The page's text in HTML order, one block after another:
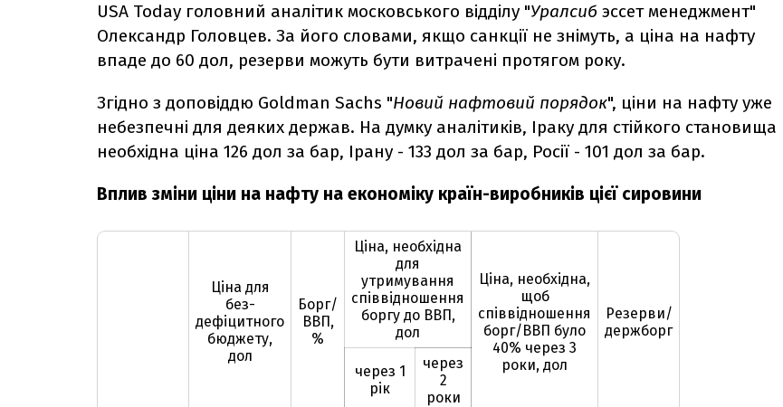
USA Today головний аналітик московського відділу "Уралсиб эссет менеджмент"
Олександр Головцев. За його словами, якщо санкції не знімуть, а ціна на нафту
впаде до 60 дол, резерви можуть бути витрачені протягом року.
Згідно з доповіддю Goldman Sachs "Новий нафтовий порядок", ціни на нафту уже
небезпечні для деяких держав. На думку аналітиків, Іраку для стійкого становища
необхідна ціна 126 дол за бар, Ірану - 133 дол за бар, Росії - 101 дол за бар.
Вплив зміни ціни на нафту на економіку країн-виробників цієї сировини
Ціна для
без-
дефіцитного
бюджету,
дол
Борг/
ВВП,
%
Ціна, необхідна
для
утримування
співвідношення
боргу до ВВП,
дол
Ціна, необхідна,
щоб
співвідношення
борг/ВВП було
40% через 3
роки, дол
Резерви/
держборг
через 1
рік
через
2
роки